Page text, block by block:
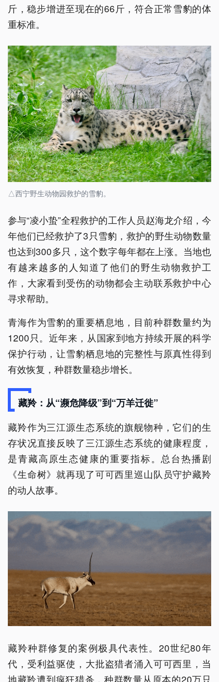
斤，稳步增进至现在的66斤，符合正常雪豹的体
重标准。
△西宁野生动物园救护的雪豹。
参与“凌小蛰”全程救护的工作人员赵海龙介绍，今
年他们已经救护了3只雪豹，救护的野生动物数量
也达到300多只，这个数字每年都在上涨。当地也
有越来越多的人知道了他们的野生动物救护工
作，大家看到受伤的动物都会主动联系救护中心
寻求帮助。
青海作为雪豹的重要栖息地，目前种群数量约为
1200只。近年来，从国家到地方持续开展的科学
保护行动，让雪豹栖息地的完整性与原真性得到
有效恢复，种群数量稳步增长。
藏羚：从“濒危降级”到“万羊迁徙”
藏羚作为三江源生态系统的旗舰物种，它们的生
存状况直接反映了三江源生态系统的健康程度，
是青藏高原生态健康的重要指标。总台热播剧
《生命树》就再现了可可西里巡山队员守护藏羚
的动人故事。
藏羚种群修复的案例极具代表性。20世纪80年
代，受利益驱使，大批盗猎者涌入可可西里，当
地藏羚遭到疯狂猎杀，种群数量从原本的20万只